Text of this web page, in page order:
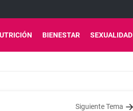
BIENESTAR SEXUALIDAD
Siguiente Tema